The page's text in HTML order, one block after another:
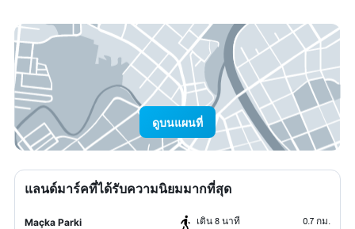
ดูบนแผนที่
แลนด์มาร์คที่ได้รับความนิยมมากที่สุด
Maçka Parki เดิน 8 นาที 0.7 กม.